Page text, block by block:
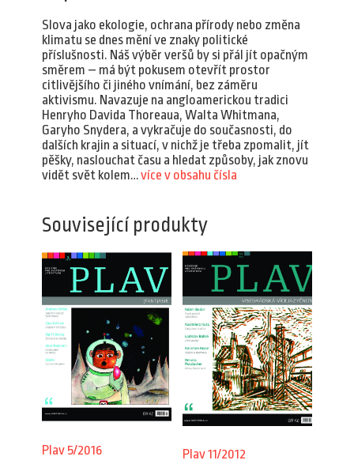
Slova jako ekologie, ochrana přírody nebo změna
klimatu se dnes mění ve znaky politické
příslušnosti. Náš výběr veršů by si přál jít opačným
směrem – má být pokusem otevřít prostor
citlivějšího či jiného vnímání, bez záměru
aktivismu. Navazuje na angloamerickou tradici
Henryho Davida Thoreaua, Walta Whitmana,
Garyho Snydera, a vykračuje do současnosti, do
dalších krajin a situací, v nichž je třeba zpomalit, jít
pěšky, naslouchat času a hledat způsoby, jak znovu
vidět svět kolem…více v obsahu čísla
Související produkty
Plav 5/2016 Plav 11/2012